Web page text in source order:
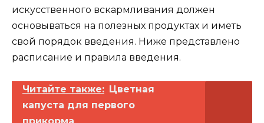
искусственного вскармливания должен
основываться на полезных продуктах и ​​иметь
свой порядок введения. Ниже представлено
расписание и правила введения.
Читайте также: Цветная
капуста для первого